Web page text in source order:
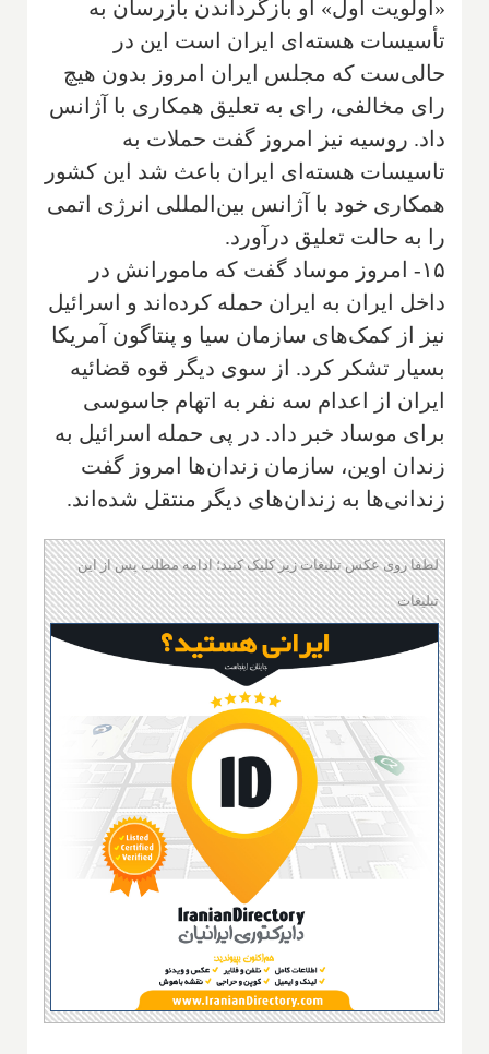
«اولویت اول» او بازگرداندن بازرسان به
تأسیسات هسته‌ای ایران است این در
حالی‌ست که مجلس ایران امروز بدون هیچ
رای مخالفی، رای به تعلیق همکاری با آژانس
داد. روسیه نیز امروز گفت حملات به
تاسیسات هسته‌ای ایران باعث شد این کشور
همکاری خود با آژانس بین‌المللی انرژی اتمی
را به حالت تعلیق درآورد.
۱۵- امروز موساد گفت که مامورانش در
داخل ایران به ایران حمله کرده‌اند و اسرائیل
نیز از کمک‌های سازمان سیا و پنتاگون آمریکا
بسیار تشکر کرد. از سوی دیگر قوه قضائیه
ایران از اعدام سه نفر به اتهام جاسوسی
برای موساد خبر داد. در پی حمله اسرائیل به
زندان اوین، سازمان زندان‌ها امروز گفت
زندانی‌ها به زندان‌های دیگر منتقل شده‌اند.
لطفا روی عکس تبلیغات زیر کلیک کنید؛ ادامه مطلب پس از این
تبلیغات